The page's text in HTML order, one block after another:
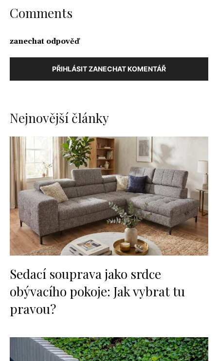
Comments
zanechat odpověď
PŘIHLÁSIT ZANECHAT KOMENTÁŘ
Nejnovější články
Sedací souprava jako srdce
obývacího pokoje: Jak vybrat tu
pravou?